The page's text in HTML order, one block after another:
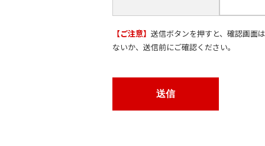
【ご注意】 送信ボタンを押すと、確認画面
ないか、送信前にご確認ください。